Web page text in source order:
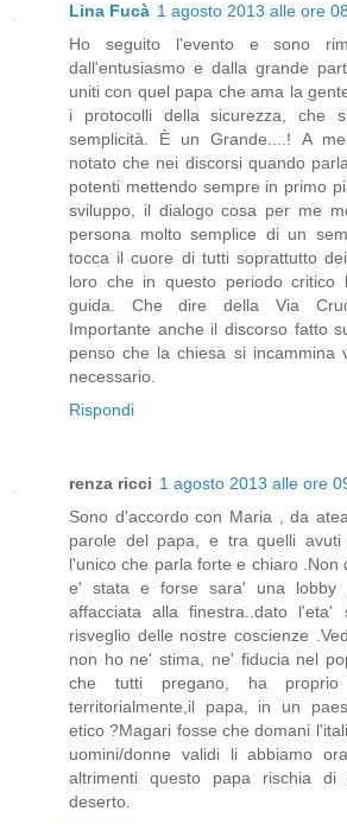
Lina Fucà 1 agosto 2013 alle ore
Ho seguito l'evento e sono
dall'entusiasmo e dalla grande
uniti con quel papa che ama la
i protocolli della sicurezza, che
semplicità. È un Grande....! A
notato che nei discorsi quando
potenti mettendo sempre in primo
sviluppo, il dialogo cosa per me
persona molto semplice di un
tocca il cuore di tutti soprattutto
loro che in questo periodo critico
guida. Che dire della Via
Importante anche il discorso fatto
penso che la chiesa si incammina
necessario.
Rispondi
renza ricci 1 agosto 2013 alle ore
Sono d'accordo con Maria , da
parole del papa, e tra quelli
l'unico che parla forte e chiaro .Non
e' stata e forse sara' una lobby
affacciata alla finestra..dato
risveglio delle nostre coscienze
non ho ne' stima, ne' fiducia nel
che tutti pregano, ha
territorialmente,il papa, in un
etico ?Magari fosse che domani
uomini/donne validi li abbiamo
altrimenti questo papa rischia
deserto.